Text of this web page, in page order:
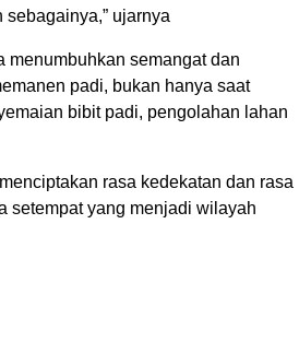
ujarnya
menumbuhkan semangat dan
padi, bukan hanya saat
bibit padi, pengolahan lahan
rasa kedekatan dan rasa
setempat yang menjadi wilayah